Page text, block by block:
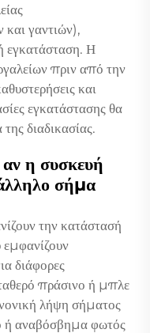
γαντιών),
εγκατάσταση. Η
πριν από την
και
εγκατάστασης θα
διαδικασίας.
η συσκευή
σήμα
την κατάστασή
διάφορες
πράσινο ή μπλε
λήψη σήματος
ή αναβόσβημα φωτός